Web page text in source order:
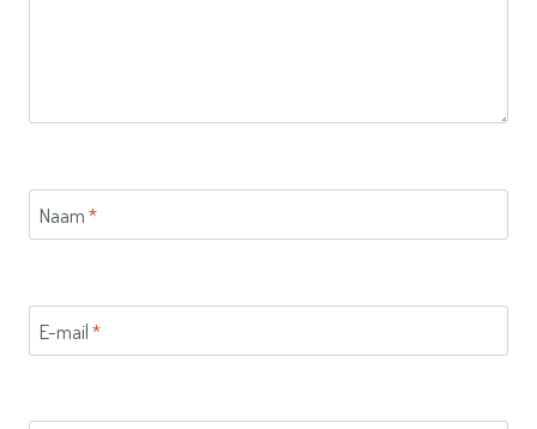
Naam*
E-mail*